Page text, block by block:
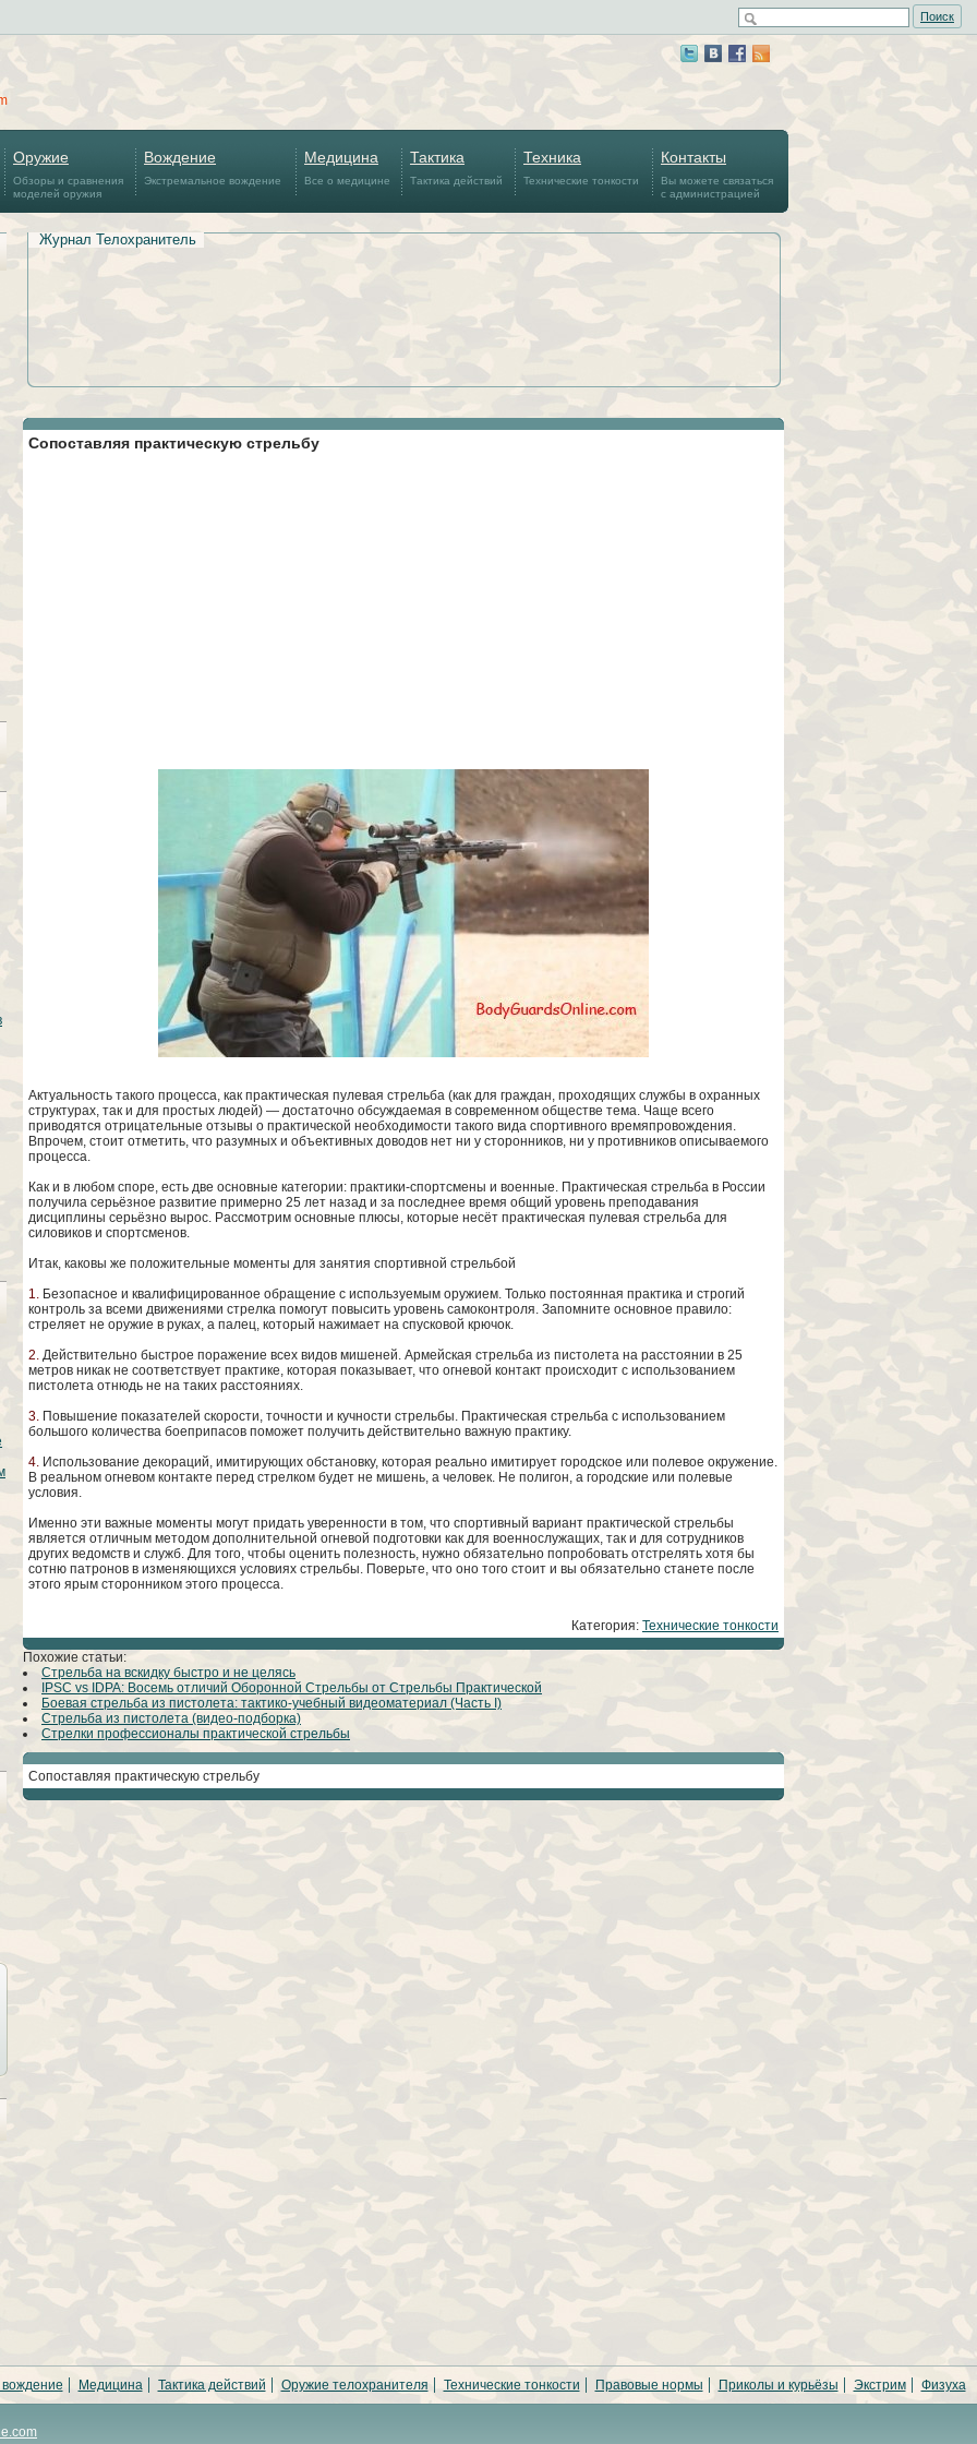
Поиск
Оружие
Обзоры и сравнения
моделей оружия
Вождение
Экстремальное вождение
Медицина
Все о медицине
Тактика
Тактика действий
Техника
Технические тонкости
Контакты
Вы можете связаться
с администрацией
Журнал Телохранитель
Сопоставляя практическую стрельбу
Актуальность такого процесса, как практическая пулевая стрельба (как для граждан, проходящих службы в охранных
структурах, так и для простых людей) — достаточно обсуждаемая в современном обществе тема. Чаще всего
приводятся отрицательные отзывы о практической необходимости такого вида спортивного времяпровождения.
Впрочем, стоит отметить, что разумных и объективных доводов нет ни у сторонников, ни у противников описываемого
процесса.
Как и в любом споре, есть две основные категории: практики-спортсмены и военные. Практическая стрельба в России
получила серьёзное развитие примерно 25 лет назад и за последнее время общий уровень преподавания
дисциплины серьёзно вырос. Рассмотрим основные плюсы, которые несёт практическая пулевая стрельба для
силовиков и спортсменов.
Итак, каковы же положительные моменты для занятия спортивной стрельбой
1. Безопасное и квалифицированное обращение с используемым оружием. Только постоянная практика и строгий
контроль за всеми движениями стрелка помогут повысить уровень самоконтроля. Запомните основное правило:
стреляет не оружие в руках, а палец, который нажимает на спусковой крючок.
2. Действительно быстрое поражение всех видов мишеней. Армейская стрельба из пистолета на расстоянии в 25
метров никак не соответствует практике, которая показывает, что огневой контакт происходит с использованием
пистолета отнюдь не на таких расстояниях.
3. Повышение показателей скорости, точности и кучности стрельбы. Практическая стрельба с использованием
большого количества боеприпасов поможет получить действительно важную практику.
4. Использование декораций, имитирующих обстановку, которая реально имитирует городское или полевое окружение.
В реальном огневом контакте перед стрелком будет не мишень, а человек. Не полигон, а городские или полевые
условия.
Именно эти важные моменты могут придать уверенности в том, что спортивный вариант практической стрельбы
является отличным методом дополнительной огневой подготовки как для военнослужащих, так и для сотрудников
других ведомств и служб. Для того, чтобы оценить полезность, нужно обязательно попробовать отстрелять хотя бы
сотню патронов в изменяющихся условиях стрельбы. Поверьте, что оно того стоит и вы обязательно станете после
этого ярым сторонником этого процесса.
Категория: Технические тонкости
Похожие статьи:
Стрельба на вскидку быстро и не целясь
IPSC vs IDPA: Восемь отличий Оборонной Стрельбы от Стрельбы Практической
Боевая стрельба из пистолета: тактико-учебный видеоматериал (Часть I)
Стрельба из пистолета (видео-подборка)
Стрелки профессионалы практической стрельбы
Сопоставляя практическую стрельбу
Медицина Тактика действий Оружие телохранителя Технические тонкости Правовые нормы Приколы и курьёзы Экстрим Физуха